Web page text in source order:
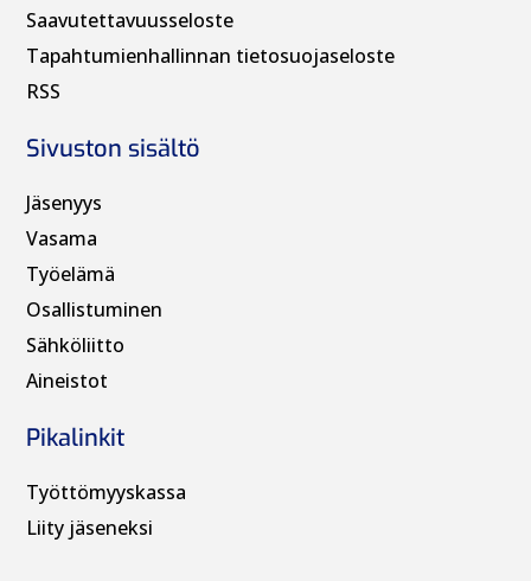
Saavutettavuusseloste
Tapahtumienhallinnan tietosuojaseloste
RSS
Sivuston sisältö
Jäsenyys
Vasama
Työelämä
Osallistuminen
Sähköliitto
Aineistot
Pikalinkit
Työttömyyskassa
Liity jäseneksi